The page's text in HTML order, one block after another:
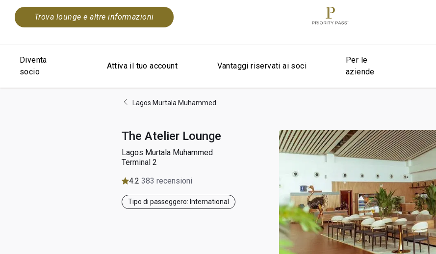
Trova lounge e altre informazioni
Diventa
socio
Attiva il tuo account Vantaggi riservati ai soci
Per le
aziende
Lagos Murtala Muhammed
The Atelier Lounge
Lagos Murtala Muhammed
Terminal 2
4.2 383 recensioni
Tipo di passeggero: International